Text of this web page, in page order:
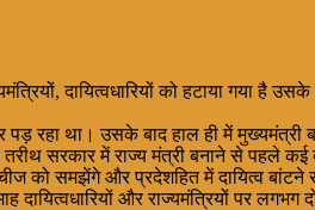
दायित्वधारियों को हटाया गया है उसके
रहा था। उसके बाद हाल ही में मुख्यमंत्री
सरकार में राज्य मंत्री बनाने से पहले कई
चीज को समझेंगे और प्रदेशहित में दायित्व
और राज्यमंत्रियों पर लगभग